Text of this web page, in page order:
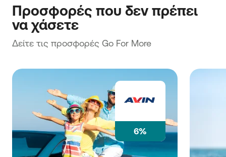
Προσφορές που δεν πρέπει
να χάσετε
Δείτε τις προσφορές Go For More
6%